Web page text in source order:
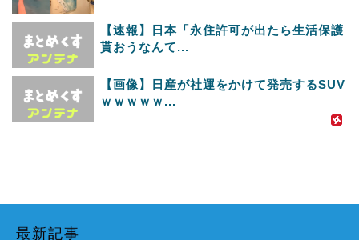
【速報】日本「永住許可が出たら生活保護
貰おうなんて...
【画像】日産が社運をかけて発売するSUV
ｗｗｗｗｗ...
最新記事